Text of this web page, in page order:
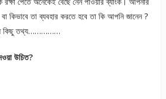
কিভাবে তা ব্যবহার করতে হবে তা কি আপনি জানেন ?
কিছু তথ্য……………
উচিত?